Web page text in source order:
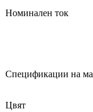
Номинален ток
Спецификации на
Цвят